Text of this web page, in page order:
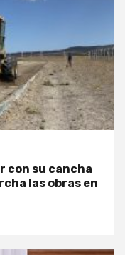
con su cancha
las obras en